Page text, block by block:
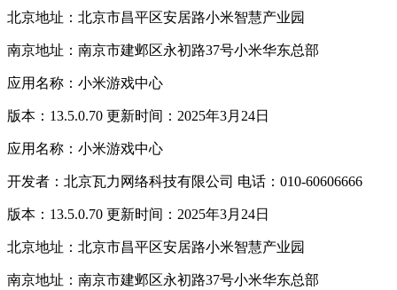
北京地址：北京市昌平区安居路小米智慧产业园
南京地址：南京市建邺区永初路37号小米华东总部
应用名称：小米游戏中心
版本：13.5.0.70 更新时间：2025年3月24日
应用名称：小米游戏中心
开发者：北京瓦力网络科技有限公司 电话：010-60606666
版本：13.5.0.70 更新时间：2025年3月24日
北京地址：北京市昌平区安居路小米智慧产业园
南京地址：南京市建邺区永初路37号小米华东总部